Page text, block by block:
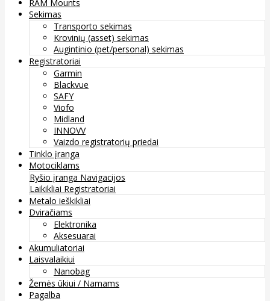
RAM Mounts
Sekimas
Transporto sekimas
Krovinių (asset) sekimas
Augintinio (pet/personal) sekimas
Registratoriai
Garmin
Blackvue
SAFY
Viofo
Midland
INNOVV
Vaizdo registratorių priedai
Tinklo įranga
Motociklams
Ryšio įranga Navigacijos
Laikikliai Registratoriai
Metalo ieškikliai
Dviračiams
Elektronika
Aksesuarai
Akumuliatoriai
Laisvalaikiui
Nanobag
Žemės ūkiui / Namams
Pagalba